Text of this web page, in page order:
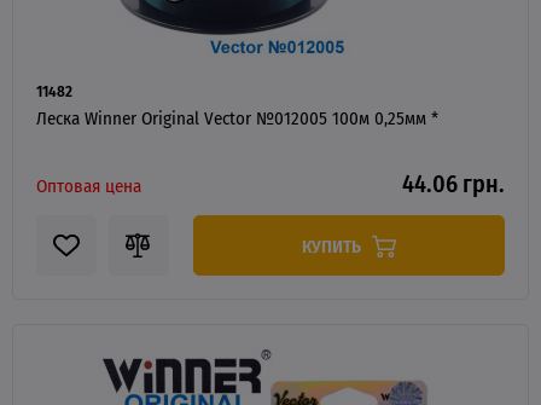
11482
Леска Winner Original Vector №012005 100м 0,25мм *
Оптовая цена 44.06 грн.
КУПИТЬ